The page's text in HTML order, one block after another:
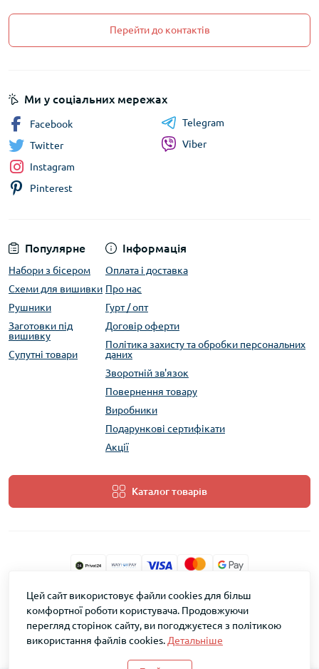
Перейти до контактів
Популярне
Набори з бісером
Схеми для вишивки
Рушники
Заготовки під
вишивку
Супутні товари
Інформація
Оплата і доставка
Про нас
Гурт / опт
Договір оферти
Політика захисту та обробки персональних
даних
Зворотній зв'язок
Повернення товару
Виробники
Подарункові сертифікати
Акції
Каталог товарів
Ми у соціальних мережах
Facebook
Twitter
Instagram
Pinterest
Telegram
Viber
ТМ Скарб © 2026
Цей сайт використовує файли cookies для більш
комфортної роботи користувача. Продовжуючи
перегляд сторінок сайту, ви погоджуєтеся з політикою
використання файлів cookies. Детальніше